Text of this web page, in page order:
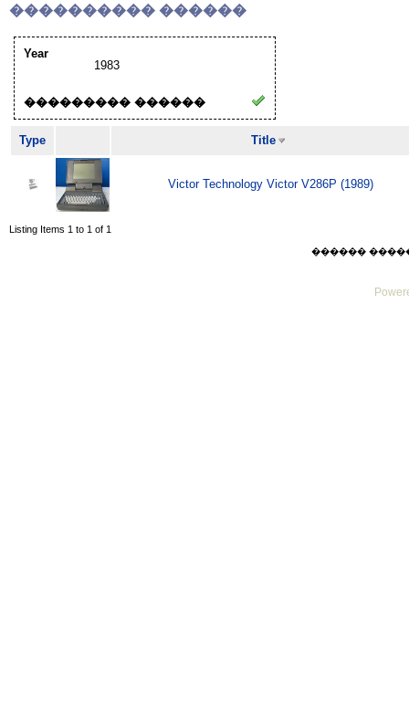
���������� ������
Year
1983
��������� ������
Type Title
Victor Technology Victor V286P (1989)
Listing Items 1 to 1 of 1
������ ������